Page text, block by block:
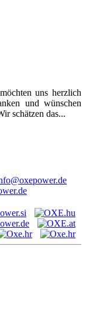
uns herzlich
und wünschen
schätzen das...